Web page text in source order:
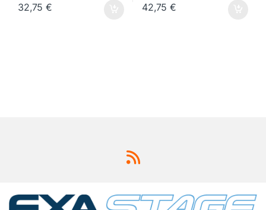
32,75€ 42,75€